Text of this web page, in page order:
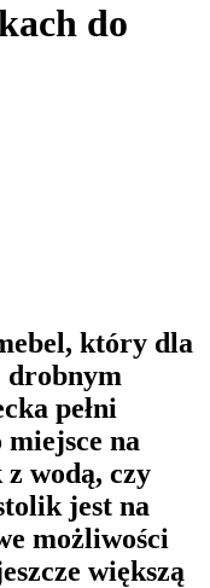
do
który dla
drobnym
pełni
na
wodą, czy
jest na
możliwości
większą